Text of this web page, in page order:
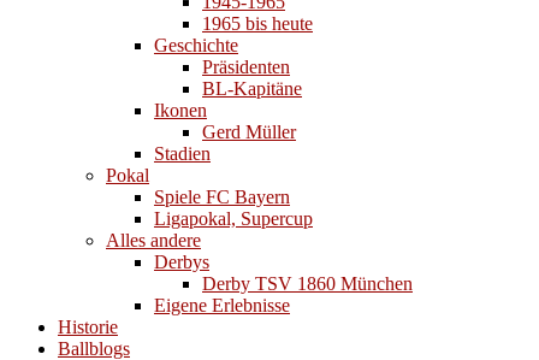
1965 bis heute
Geschichte
Präsidenten
BL-Kapitäne
Ikonen
Gerd Müller
Stadien
Pokal
Spiele FC Bayern
Ligapokal, Supercup
Alles andere
Derbys
Derby TSV 1860 München
Eigene Erlebnisse
Historie
Ballblogs